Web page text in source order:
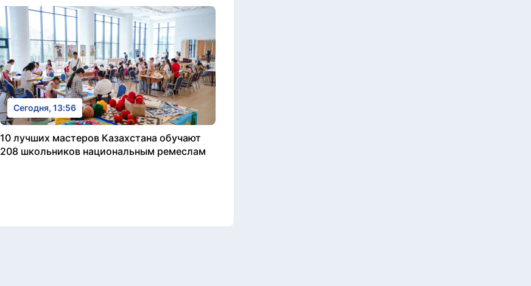
Сегодня, 13:56
10 лучших мастеров Казахстана обучают
208 школьников национальным ремеслам